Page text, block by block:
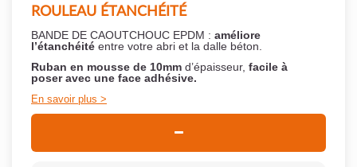
ROULEAU ÉTANCHÉITÉ
BANDE DE CAOUTCHOUC EPDM : améliore
l’étanchéité entre votre abri et la dalle béton.
Ruban en mousse de 10mm d’épaisseur, facile à
poser avec une face adhésive.
En savoir plus